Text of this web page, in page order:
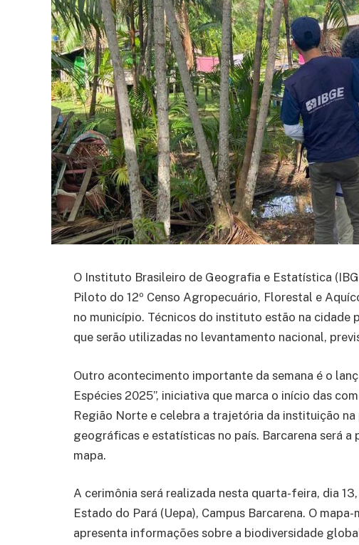
O Instituto Brasileiro de Geografia e Estatística
Piloto do 12º Censo Agropecuário, Florestal e
no município. Técnicos do instituto estão na
que serão utilizadas no levantamento nacional,
Outro acontecimento importante da semana é o
Espécies 2025”, iniciativa que marca o início das
Região Norte e celebra a trajetória da instituição
geográficas e estatísticas no país. Barcarena será a
mapa.
A cerimônia será realizada nesta quarta-feira, dia
Estado do Pará (Uepa), Campus Barcarena. O
apresenta informações sobre a biodiversidade